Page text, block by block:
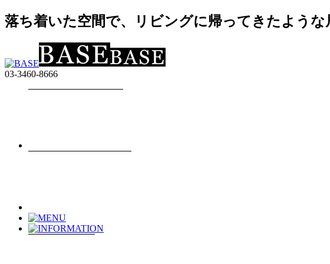
落ち着いた空間で、リビングに帰ってきたよう
03-3460-8666